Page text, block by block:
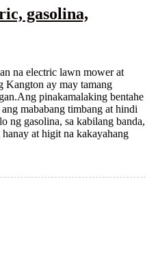
gasolina,
na electric lawn mower at
Kangton ay may tamang
pinakamalaking bentahe
mababang timbang at hindi
ng gasolina, sa kabilang banda,
at higit na kakayahang